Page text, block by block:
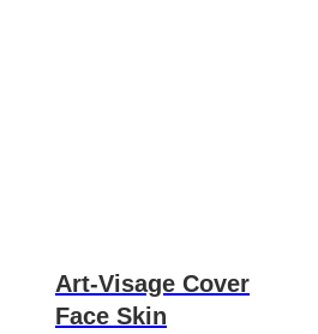
Art-Visage Cover
Face Skin